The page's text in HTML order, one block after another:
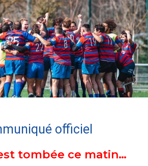
officiel
tombée ce matin…